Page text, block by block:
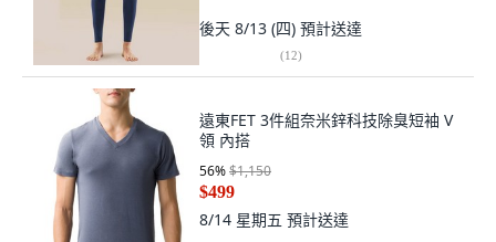
後天 8/13 (四) 預計送達
(12)
遠東FET 3件組奈米鋅科技除臭短袖 V
領 內搭
56%$1,150
$499
8/14 星期五 預計送達